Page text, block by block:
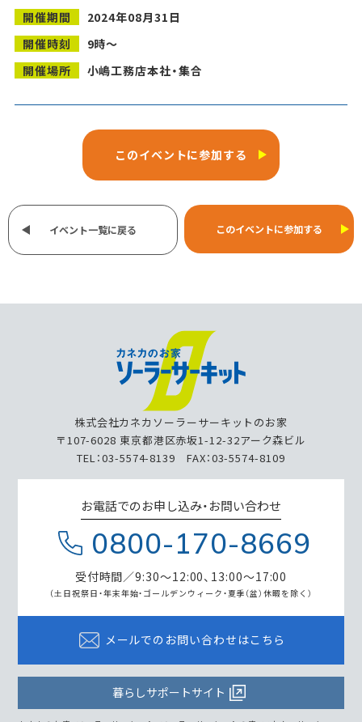
開催期間
2024年08月31日
開催時刻
9時～
開催場所
小嶋工務店本社・集合
このイベントに参加する
イベント一覧に戻る このイベントに参加する
株式会社カネカソーラーサーキットのお家
〒107-6028 東京都港区赤坂1-12-32アーク森ビル
TEL：03-5574-8139 FAX：03-5574-8109
お電話でのお申し込み・お問い合わせ
0800-170-8669
受付時間／9:30～12:00、13:00～17:00
（土日祝祭日・年末年始・ゴールデンウィーク・夏季（盆）休暇を除く）
メールでのお問い合わせはこちら
暮らしサポートサイト